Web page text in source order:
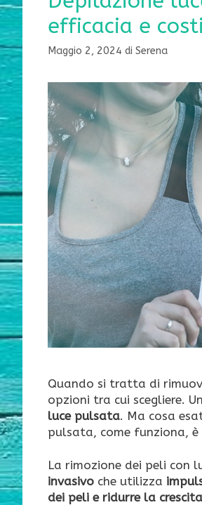
efficacia e costi
Maggio 2, 2024 di Serena
Quando si tratta di
opzioni tra cui scegliere.
luce pulsata. Ma cosa
pulsata, come funziona, è
La rimozione dei peli con
invasivo che utilizza
dei peli e ridurre la crescita